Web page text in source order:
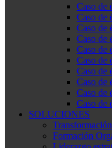
Caso de
Caso de
Caso de
Caso de
Caso de
Caso de
Caso de
Caso de
Caso de
Caso de
SOLUCIONES
Formación